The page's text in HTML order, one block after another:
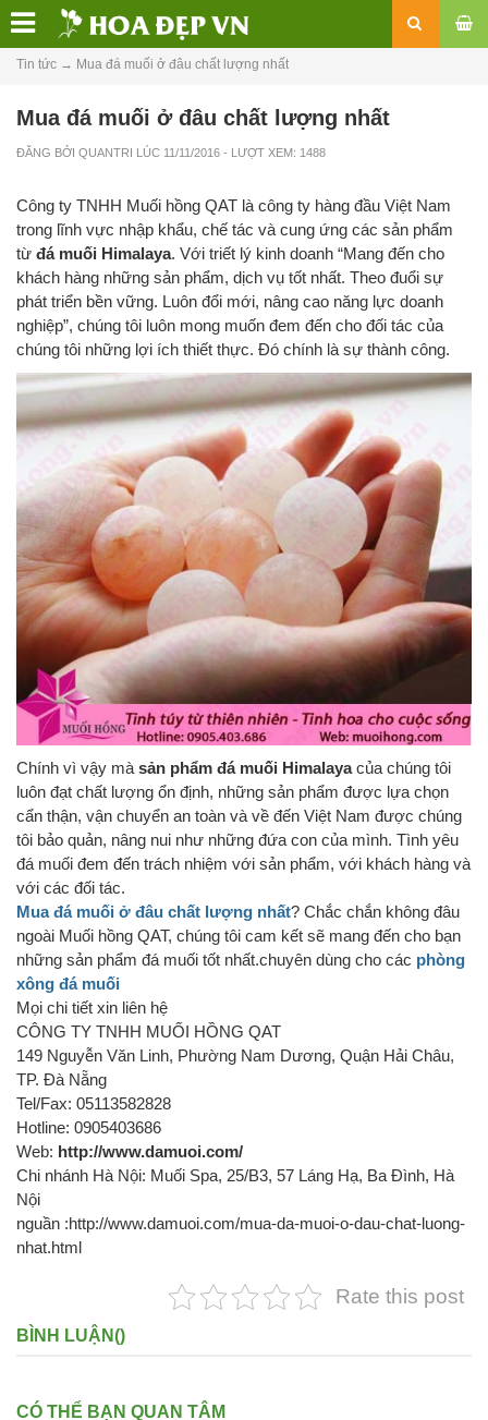
Tin tức → Mua đá muối ở đâu chất lượng nhất
Mua đá muối ở đâu chất lượng nhất
ĐĂNG BỞI QUANTRI LÚC 11/11/2016 - LƯỢT XEM: 1488
Công ty TNHH Muối hồng QAT là công ty hàng đầu Việt Nam
trong lĩnh vực nhập khẩu, chế tác và cung ứng các sản phẩm
từ đá muối Himalaya. Với triết lý kinh doanh “Mang đến cho
khách hàng những sản phẩm, dịch vụ tốt nhất. Theo đuổi sự
phát triển bền vững. Luôn đổi mới, nâng cao năng lực doanh
nghiệp”, chúng tôi luôn mong muốn đem đến cho đối tác của
chúng tôi những lợi ích thiết thực. Đó chính là sự thành công.
Chính vì vậy mà sản phẩm đá muối Himalayacủa chúng tôi
luôn đạt chất lượng ổn định, những sản phẩm được lựa chọn
cẩn thận, vận chuyển an toàn và về đến Việt Nam được chúng
tôi bảo quản, nâng nui như những đứa con của mình. Tình yêu
đá muối đem đến trách nhiệm với sản phẩm, với khách hàng và
với các đối tác.
Mua đá muối ở đâu chất lượng nhất? Chắc chắn không đâu
ngoài Muối hồng QAT, chúng tôi cam kết sẽ mang đến cho bạn
những sản phẩm đá muối tốt nhất.chuyên dùng cho các phòng
xông đá muối
Mọi chi tiết xin liên hệ
CÔNG TY TNHH MUỐI HỒNG QAT
149 Nguyễn Văn Linh, Phường Nam Dương, Quận Hải Châu,
TP. Đà Nẵng
Tel/Fax: 05113582828
Hotline: 0905403686
Web: http://www.damuoi.com/
Chi nhánh Hà Nội: Muối Spa, 25/B3, 57 Láng Hạ, Ba Đình, Hà
Nội
nguần :http://www.damuoi.com/mua-da-muoi-o-dau-chat-luong-
nhat.html
Rate this post
BÌNH LUẬN()
CÓ THỂ BẠN QUAN TÂM